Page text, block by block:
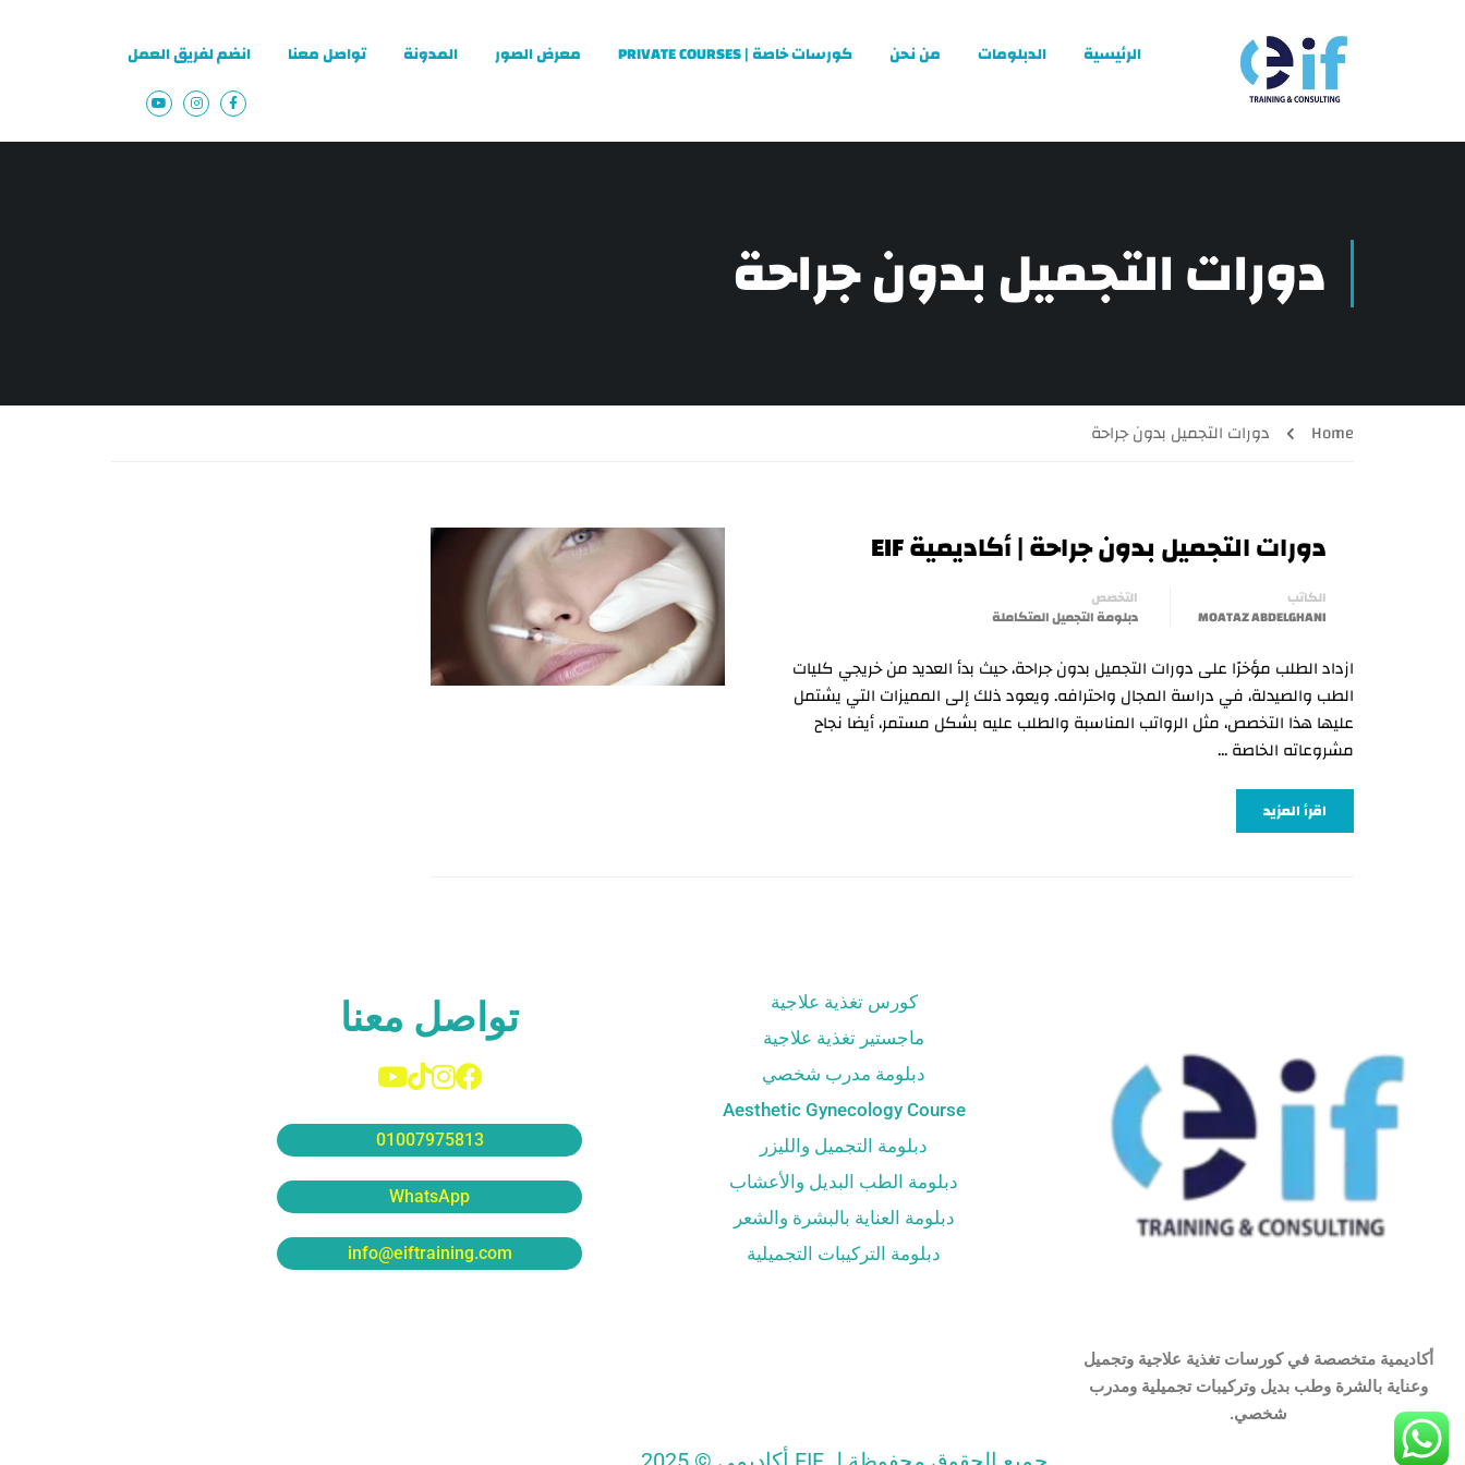
الرئيسية الدبلومات من نحن كورسات خاصة | PRIVATE COURSES معرض الصور المدونة تواصل معنا انضم لفريق العمل
دورات التجميل بدون جراحة
Home دورات التجميل بدون جراحة
دورات التجميل بدون جراحة | أكاديمية EIF
الكاتب
MOATAZ ABDELGHANI
التخصص
دبلومة التجميل المتكاملة
ازداد الطلب مؤخرًا على دورات التجميل بدون جراحة، حيث بدأ العديد من خريجي كليات
الطب والصيدلة، في دراسة المجال واحترافه. ويعود ذلك إلى المميزات التي يشتمل
عليها هذا التخصص، مثل الرواتب المناسبة والطلب عليه بشكل مستمر، أيضا نجاح
مشروعاته الخاصة …
اقرأ المزيد
أكاديمية متخصصة في كورسات تغذية علاجية وتجميل
وعناية بالشرة وطب بديل وتركيبات تجميلية ومدرب
شخصي.
كورس تغذية علاجية
ماجستير تغذية علاجية
دبلومة مدرب شخصي
Aesthetic Gynecology Course
دبلومة التجميل والليزر
دبلومة الطب البديل والأعشاب
دبلومة العناية بالبشرة والشعر
دبلومة التركيبات التجميلية
تواصل معنا
01007975813
WhatsApp
info@eiftraining.com